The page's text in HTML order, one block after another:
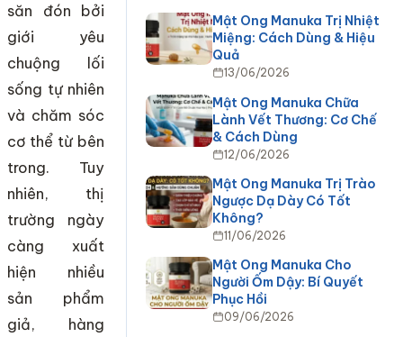
săn đón bởi
giới yêu
chuộng lối
sống tự nhiên
và chăm sóc
cơ thể từ bên
trong. Tuy
nhiên, thị
trường ngày
càng xuất
hiện nhiều
sản phẩm
giả, hàng
Mật Ong Manuka Trị Nhiệt
Miệng: Cách Dùng & Hiệu
Quả
13/06/2026
Mật Ong Manuka Chữa
Lành Vết Thương: Cơ Chế
& Cách Dùng
12/06/2026
Mật Ong Manuka Trị Trào
Ngược Dạ Dày Có Tốt
Không?
11/06/2026
Mật Ong Manuka Cho
Người Ốm Dậy: Bí Quyết
Phục Hồi
09/06/2026